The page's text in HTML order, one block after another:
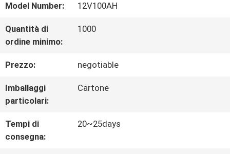
VISITA
ALLA
FABBRICA
CONTROLLO
DELLA
QUALITÀ
Model Number: 12V100AH
Quantità di
ordine minimo:
1000
Prezzo: negotiable
Imballaggi
particolari:
Cartone
Tempi di
consegna:
20~25days